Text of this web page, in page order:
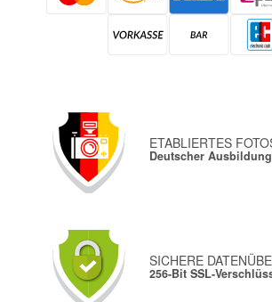
ETABLIERTES
Deutscher
SICHERE
256-Bit SSL-